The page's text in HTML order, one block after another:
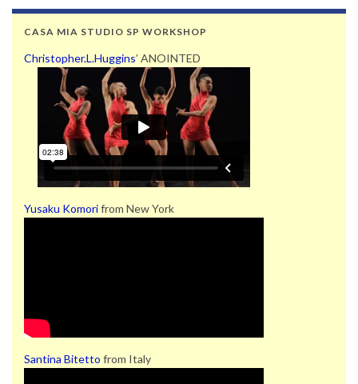
CASA MIA STUDIO SP WORKSHOP
Christopher.L.Huggins’ ANOINTED
Yusaku Komorifrom New York
Santina Bitetto from Italy